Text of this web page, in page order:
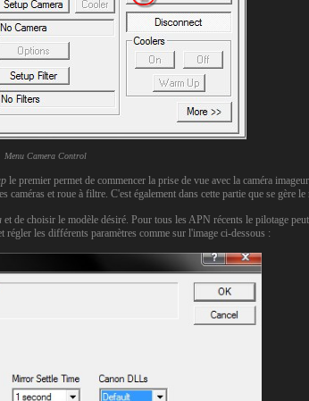
Menu Camera Control
le premier permet de commencer la prise de vue avec la caméra
et roue à filtre. C'est également dans cette partie que se gère
et de choisir le modèle désiré. Pour tous les APN récents le pilotage
régler les différents paramètres comme sur l'image ci-dessous :